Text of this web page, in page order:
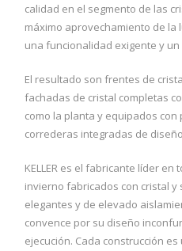
calidad en el segmento de las
máximo aprovechamiento de
una funcionalidad exigente y
El resultado son frentes de
fachadas de cristal completas
como la planta y equipados
correderas integradas de
KELLER es el fabricante líder
invierno fabricados con cristal y
elegantes y de elevado
convence por su diseño
ejecución. Cada construcción